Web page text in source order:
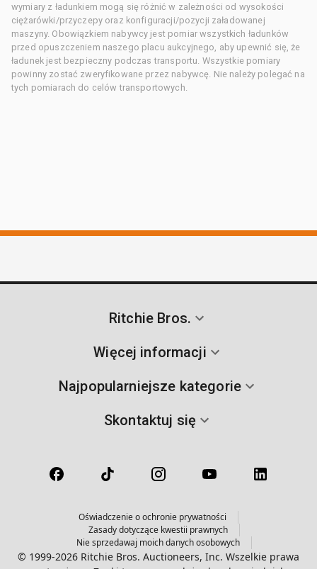
wymiary z ładunkiem mogą się różnić w zależności od wysokości
ciężarówki/przyczepy oraz konfiguracji/pozycji załadowanej
maszyny. Obowiązkiem nabywcy jest pomiar wszystkich ładunków
przed opuszczeniem naszego placu aukcyjnego, aby upewnić się, że
ładunek jest bezpieczny podczas transportu. Wszystkie pomiary
powinny zostać zweryfikowane przez nabywcę. Nie należy polegać na
tych pomiarach do celów transportowych.
Ritchie Bros.
Więcej informacji
Najpopularniejsze kategorie
Skontaktuj się
Oświadczenie o ochronie prywatności
Zasady dotyczące kwestii prawnych
Nie sprzedawaj moich danych osobowych
© 1999-2026 Ritchie Bros. Auctioneers, Inc. Wszelkie prawa